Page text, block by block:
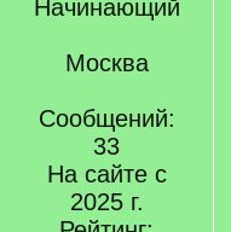
Начинающий
Москва
Сообщений:
33
На сайте с
2025 г.